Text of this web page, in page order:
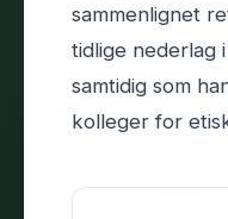
sammenlignet
tidlige nederlag
samtidig som
kolleger for